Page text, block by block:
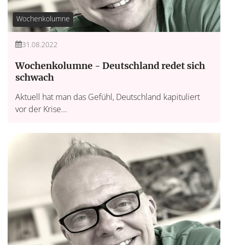
Wochenkolumne
31.08.2022
Wochenkolumne - Deutschland redet sich
schwach
Aktuell hat man das Gefühl, Deutschland kapituliert
vor der Krise...